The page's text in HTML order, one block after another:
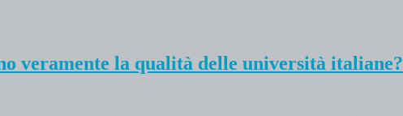
veramente la qualità delle università italiane?